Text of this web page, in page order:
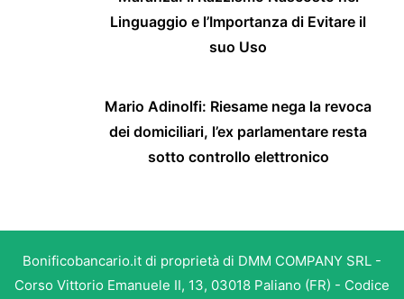
Linguaggio e l’Importanza di Evitare il
suo Uso
Mario Adinolfi: Riesame nega la revoca
dei domiciliari, l’ex parlamentare resta
sotto controllo elettronico
Bonificobancario.it di proprietà di DMM COMPANY SRL -
Corso Vittorio Emanuele II, 13, 03018 Paliano (FR) - Codice